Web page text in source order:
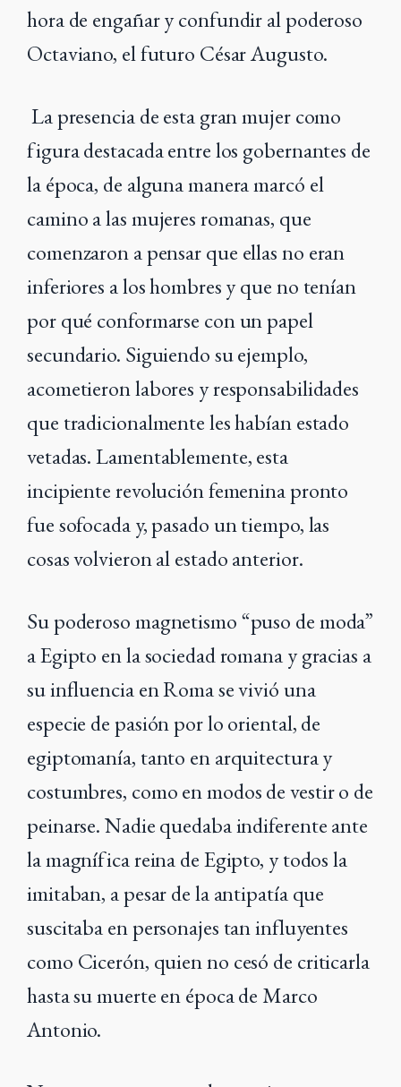
hora de engañar y confundir al poderoso
Octaviano, el futuro César Augusto.
La presencia de esta gran mujer como
figura destacada entre los gobernantes de
la época, de alguna manera marcó el
camino a las mujeres romanas, que
comenzaron a pensar que ellas no eran
inferiores a los hombres y que no tenían
por qué conformarse con un papel
secundario. Siguiendo su ejemplo,
acometieron labores y responsabilidades
que tradicionalmente les habían estado
vetadas. Lamentablemente, esta
incipiente revolución femenina pronto
fue sofocada y, pasado un tiempo, las
cosas volvieron al estado anterior.
Su poderoso magnetismo “puso de moda”
a Egipto en la sociedad romana y gracias a
su influencia en Roma se vivió una
especie de pasión por lo oriental, de
egiptomanía, tanto en arquitectura y
costumbres, como en modos de vestir o de
peinarse. Nadie quedaba indiferente ante
la magnífica reina de Egipto, y todos la
imitaban, a pesar de la antipatía que
suscitaba en personajes tan influyentes
como Cicerón, quien no cesó de criticarla
hasta su muerte en época de Marco
Antonio.